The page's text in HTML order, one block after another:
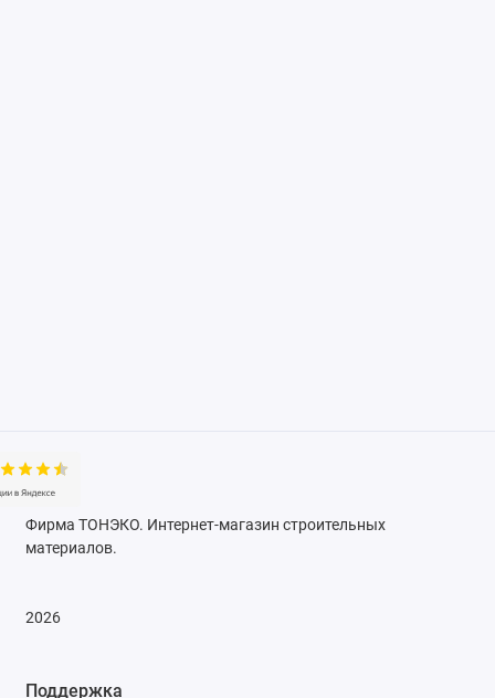
Фирма ТОНЭКО. Интернет-магазин строительных
материалов.
2026
Поддержка